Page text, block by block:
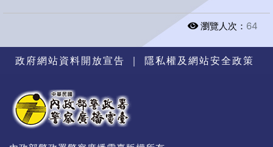
瀏覽人次： 64
政府網站資料開放宣告 ｜ 隱私權及網站安全政策